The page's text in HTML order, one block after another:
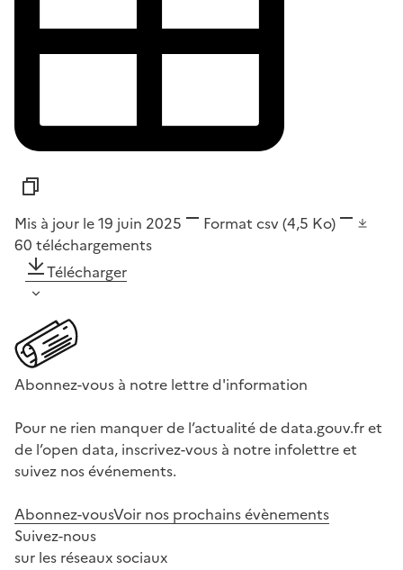
Mis à jour le 19 juin 2025 Format csv(4,5 Ko)
60 téléchargements
Télécharger
Abonnez-vous à notre lettre d'information
Pour ne rien manquer de l’actualité de data.gouv.fr et
de l’open data, inscrivez-vous à notre infolettre et
suivez nos événements.
Abonnez-vousVoir nos prochains évènements
Suivez-nous
sur les réseaux sociaux